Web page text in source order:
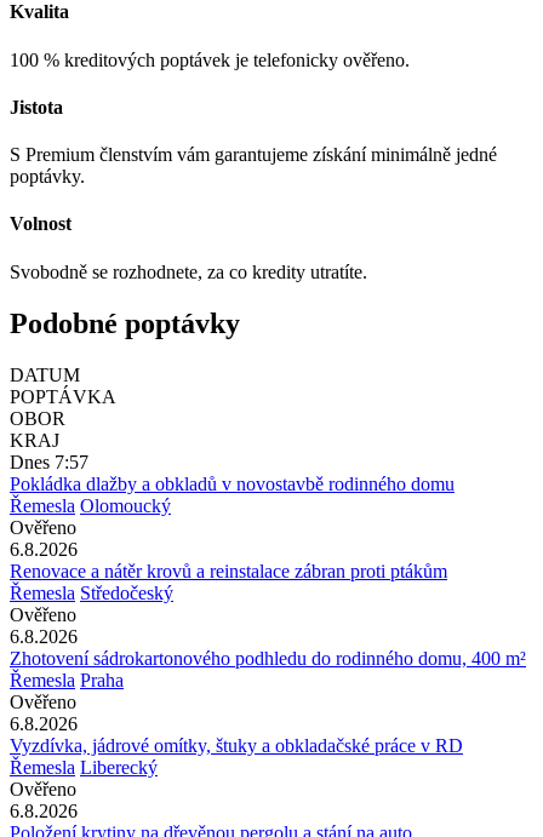
Kvalita
100 % kreditových poptávek je telefonicky ověřeno.
Jistota
S Premium členstvím vám garantujeme získání minimálně jedné
poptávky.
Volnost
Svobodně se rozhodnete, za co kredity utratíte.
Podobné poptávky
DATUM
POPTÁVKA
OBOR
KRAJ
Dnes 7:57
Pokládka dlažby a obkladů v novostavbě rodinného domu
Řemesla Olomoucký
Ověřeno
6.8.2026
Renovace a nátěr krovů a reinstalace zábran proti ptákům
Řemesla Středočeský
Ověřeno
6.8.2026
Zhotovení sádrokartonového podhledu do rodinného domu, 400 m²
Řemesla Praha
Ověřeno
6.8.2026
Vyzdívka, jádrové omítky, štuky a obkladačské práce v RD
Řemesla Liberecký
Ověřeno
6.8.2026
Položení krytiny na dřevěnou pergolu a stání na auto